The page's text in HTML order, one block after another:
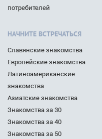
потребителей
НАЧНИТЕ ВСТРЕЧАТЬСЯ
Славянские знакомства
Европейские знакомства
Латиноамериканские
знакомства
Азиатские знакомства
Знакомства за 30
Знакомства за 40
Знакомства за 50